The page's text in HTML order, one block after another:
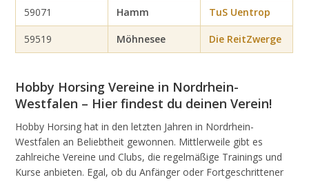
59071 Hamm TuS Uentrop
59519 Möhnesee Die ReitZwerge
Hobby Horsing Vereine in Nordrhein-
Westfalen – Hier findest du deinen Verein!
Hobby Horsing hat in den letzten Jahren in Nordrhein-
Westfalen an Beliebtheit gewonnen. Mittlerweile gibt es
zahlreiche Vereine und Clubs, die regelmäßige Trainings und
Kurse anbieten. Egal, ob du Anfänger oder Fortgeschrittener